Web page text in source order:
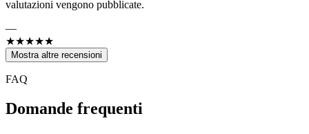
valutazioni vengono pubblicate.
—
★★★★★
Mostra altre recensioni
FAQ
Domande frequenti